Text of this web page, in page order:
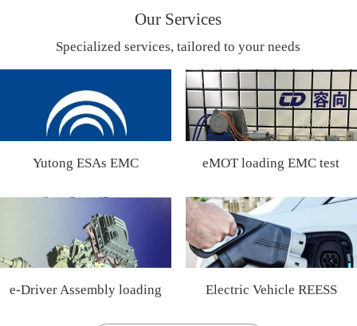
Our Services
Specialized services, tailored to your needs
Yutong ESAs EMC
eMOT loading EMC test
e-Driver Assembly loading
Electric Vehicle REESS